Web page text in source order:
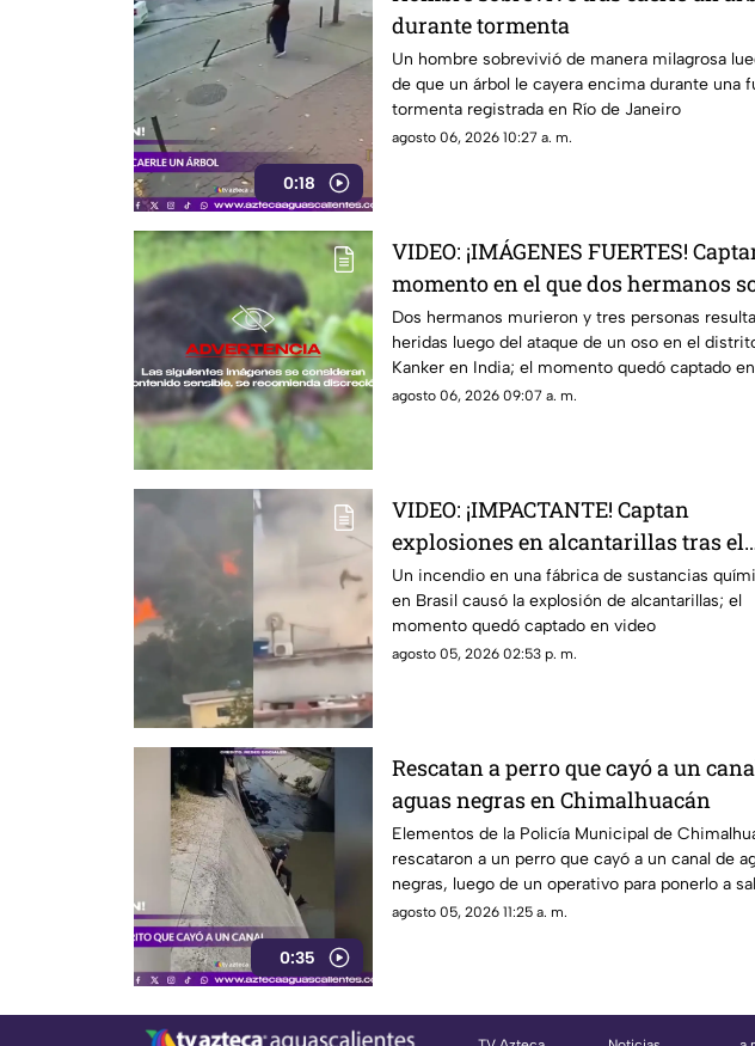
0:18
durante tormenta
Un hombre sobrevivió de manera milagrosa
de que un árbol le cayera encima durante una
tormenta registrada en Río de Janeiro
agosto 06, 2026 10:27 a. m.
VIDEO: ¡IMÁGENES FUERTES!
momento en el que dos hermanos
devorados por un oso
Dos hermanos murieron y tres personas
heridas luego del ataque de un oso en el
Kanker en India; el momento quedó captado en
video
agosto 06, 2026 09:07 a. m.
VIDEO: ¡IMPACTANTE! Captan
explosiones en alcantarillas tras el
incendio en una fábrica
Un incendio en una fábrica de sustancias
en Brasil causó la explosión de alcantarillas; el
momento quedó captado en video
agosto 05, 2026 02:53 p. m.
0:35
Rescatan a perro que cayó a un
aguas negras en Chimalhuacán
Elementos de la Policía Municipal de
rescataron a un perro que cayó a un canal de
negras, luego de un operativo para ponerlo a
agosto 05, 2026 11:25 a. m.